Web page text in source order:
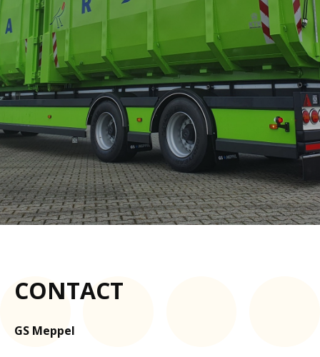
CONTACT
GS Meppel